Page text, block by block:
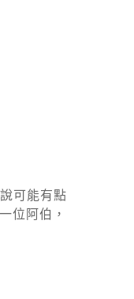
可能有點
位阿伯，